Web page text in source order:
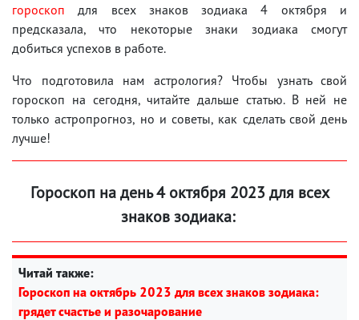
гороскоп для всех знаков зодиака 4 октября и
предсказала, что некоторые знаки зодиака смогут
добиться успехов в работе.
Что подготовила нам астрология? Чтобы узнать свой
гороскоп на сегодня, читайте дальше статью. В ней не
только астропрогноз, но и советы, как сделать свой день
лучше!
Гороскоп на день 4 октября 2023 для всех
знаков зодиака:
Читай также:
Гороскоп на октябрь 2023 для всех знаков зодиака:
грядет счастье и разочарование